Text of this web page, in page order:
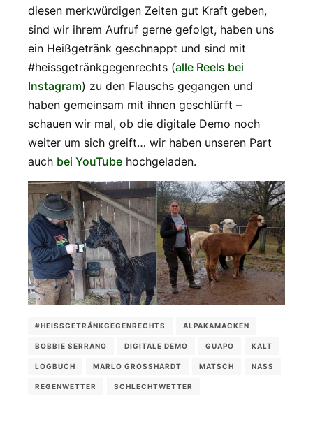
diesen merkwürdigen Zeiten gut Kraft geben,
sind wir ihrem Aufruf gerne gefolgt, haben uns
ein Heißgetränk geschnappt und sind mit
#heissgetränkgegenrechts (alle Reels bei
Instagram) zu den Flauschs gegangen und
haben gemeinsam mit ihnen geschlürft –
schauen wir mal, ob die digitale Demo noch
weiter um sich greift… wir haben unseren Part
auch bei YouTube hochgeladen.
#HEISSGETRÄNKGEGENRECHTS ALPAKAMACKEN
BOBBIE SERRANO DIGITALE DEMO GUAPO KALT
LOGBUCH MARLO GROSSHARDT MATSCH NASS
REGENWETTER SCHLECHTWETTER